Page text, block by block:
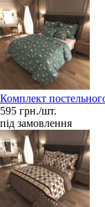
Комплект
595 грн./шт.
під замовлення